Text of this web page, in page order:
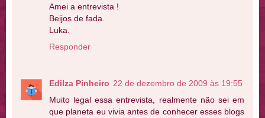
Amei a entrevista !
Beijos de fada.
Luka.
Responder
Edilza Pinheiro 22 de dezembro de 2009 às 19:55
Muito legal essa entrevista, realmente não sei em
que planeta eu vivia antes de conhecer esses blogs